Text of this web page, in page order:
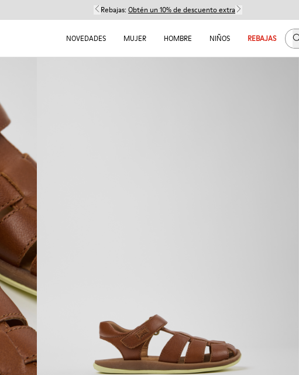
Rebajas: Obtén un 10% de descuento extra
NOVEDADES MUJER HOMBRE NIÑOS REBAJAS